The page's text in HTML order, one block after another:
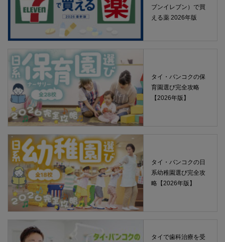
ブンイレブン）で買
える薬 2026年版
タイ・バンコクの保
育園選び完全攻略
【2026年版】
タイ・バンコクの日
系幼稚園選び完全攻
略【2026年版】
タイで歯科治療を受